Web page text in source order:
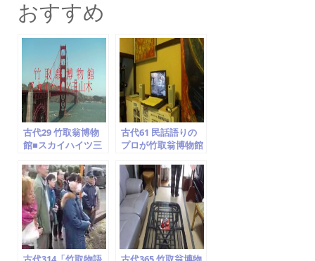
e
b
o
o
k
er l
おすすめ
古代29 竹取翁博物
館■スカイハイツ三
古代61 民話語りの
プロが竹取翁博物館
ト空海説